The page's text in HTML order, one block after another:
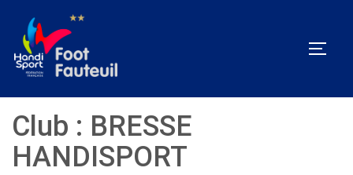
contenu
Club : BRESSE
HANDISPORT